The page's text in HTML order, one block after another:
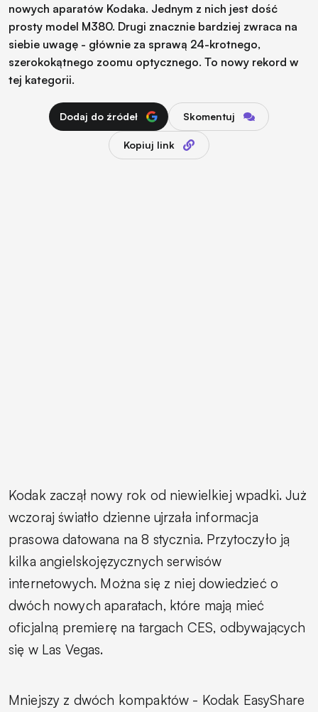
nowych aparatów Kodaka. Jednym z nich jest dość
prosty model M380. Drugi znacznie bardziej zwraca na
siebie uwagę - głównie za sprawą 24-krotnego,
szerokokątnego zoomu optycznego. To nowy rekord w
tej kategorii.
Dodaj do źródeł Skomentuj
Kopiuj link
Kodak zaczął nowy rok od niewielkiej wpadki. Już
wczoraj światło dzienne ujrzała informacja
prasowa datowana na 8 stycznia. Przytoczyło ją
kilka angielskojęzycznych serwisów
internetowych. Można się z niej dowiedzieć o
dwóch nowych aparatach, które mają mieć
oficjalną premierę na targach CES, odbywających
się w Las Vegas.
Mniejszy z dwóch kompaktów - Kodak EasyShare